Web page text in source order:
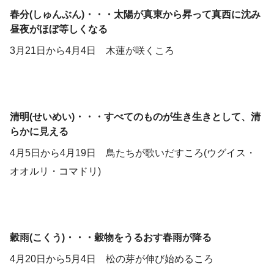
春分(しゅんぶん)・・・太陽が真東から昇って真西に沈み
昼夜がほぼ等しくなる
3月21日から4月4日 木蓮が咲くころ
清明(せいめい)・・・すべてのものが生き生きとして、清
らかに見える
4月5日から4月19日 鳥たちが歌いだすころ(ウグイス・
オオルリ・コマドリ)
穀雨(こくう)・・・穀物をうるおす春雨が降る
4月20日から5月4日 松の芽が伸び始めるころ